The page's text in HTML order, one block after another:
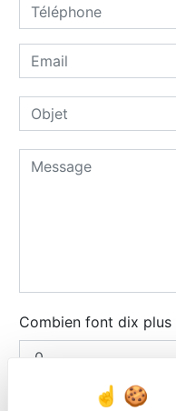
Combien font dix plus
En cochant cette